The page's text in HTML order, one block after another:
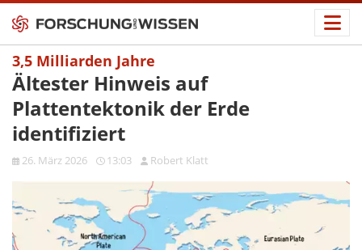
3,5 Milliarden Jahre
Ältester Hinweis auf
Plattentektonik der Erde
identifiziert
26. März 2026 13:03 Robert Klatt